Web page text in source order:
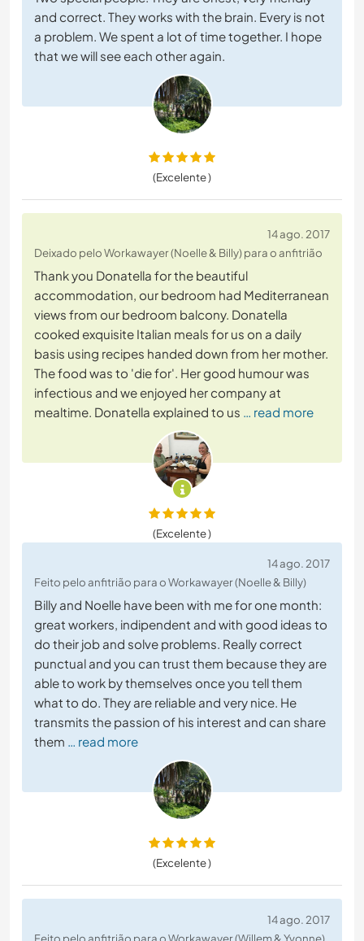
and correct. They works with the brain. Every is not
a problem. We spent a lot of time together. I hope
that we will see each other again.
(Excelente )
14 ago. 2017
Deixado pelo Workawayer (Noelle & Billy) para o anfitrião
Thank you Donatella for the beautiful
accommodation, our bedroom had Mediterranean
views from our bedroom balcony. Donatella
cooked exquisite Italian meals for us on a daily
basis using recipes handed down from her mother.
The food was to 'die for'. Her good humour was
infectious and we enjoyed her company at
mealtime. Donatella explained to us … read more
(Excelente )
14 ago. 2017
Feito pelo anfitrião para o Workawayer (Noelle & Billy)
Billy and Noelle have been with me for one month:
great workers, indipendent and with good ideas to
do their job and solve problems. Really correct
punctual and you can trust them because they are
able to work by themselves once you tell them
what to do. They are reliable and very nice. He
transmits the passion of his interest and can share
them … read more
(Excelente )
14 ago. 2017